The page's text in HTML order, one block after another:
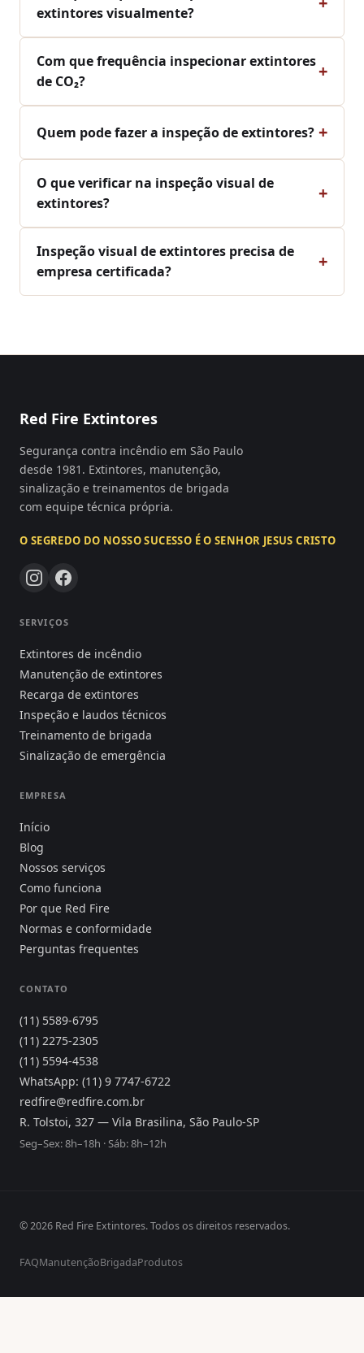
extintores visualmente?
Com que frequência inspecionar extintores
de CO₂?
Quem pode fazer a inspeção de extintores?
O que verificar na inspeção visual de
extintores?
Inspeção visual de extintores precisa de
empresa certificada?
Red Fire Extintores
Segurança contra incêndio em São Paulo
desde 1981. Extintores, manutenção,
sinalização e treinamentos de brigada
com equipe técnica própria.
O SEGREDO DO NOSSO SUCESSO É O SENHOR JESUS CRISTO
SERVIÇOS
Extintores de incêndio
Manutenção de extintores
Recarga de extintores
Inspeção e laudos técnicos
Treinamento de brigada
Sinalização de emergência
EMPRESA
Início
Blog
Nossos serviços
Como funciona
Por que Red Fire
Normas e conformidade
Perguntas frequentes
CONTATO
(11) 5589-6795
(11) 2275-2305
(11) 5594-4538
WhatsApp: (11) 9 7747-6722
redfire@redfire.com.br
R. Tolstoi, 327 — Vila Brasilina, São Paulo-SP
Seg–Sex: 8h–18h · Sáb: 8h–12h
© 2026 Red Fire Extintores. Todos os direitos reservados.
FAQManutençãoBrigadaProdutos